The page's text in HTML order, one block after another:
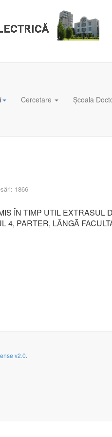
Cercetare Școala
1866
ÎN TIMP UTIL EXTRASUL
PARTER, LÂNGĂ
v2.0.